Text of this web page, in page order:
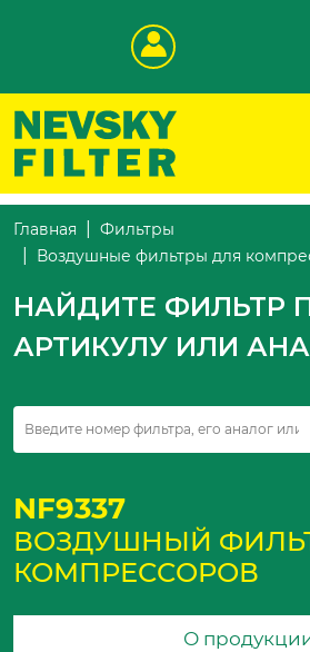
Главная
Фильтры
Воздушные фильтры для
НАЙДИТЕ ФИЛЬТР
АРТИКУЛУ ИЛИ
NF9337
ВОЗДУШНЫЙ
КОМПРЕССОРОВ
О